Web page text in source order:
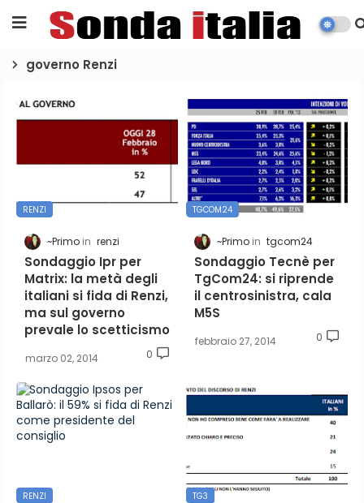
governo Renzi
RENZI
~Primo renzi
Sondaggio Ipr per
Matrix: la metà degli
italiani si fida di Renzi,
ma sul governo
prevale lo scetticismo
marzo 02, 2014 0
TGCOM24
~Primo tgcom24
Sondaggio Tecnè per
TgCom24: si riprende
il centrosinistra, cala
M5S
febbraio 27, 2014 0
RENZI TG3